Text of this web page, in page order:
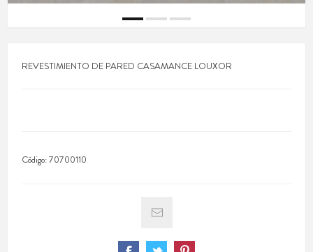
REVESTIMIENTO DE PARED CASAMANCE LOUXOR
Código:70700110